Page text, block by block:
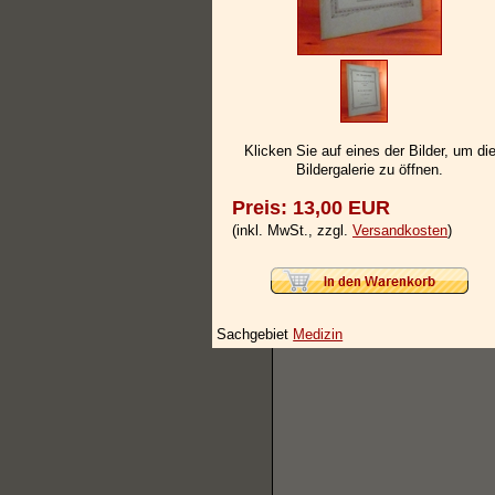
Klicken Sie auf eines der Bilder, um die
Bildergalerie zu öffnen.
Preis: 13,00 EUR
(inkl. MwSt., zzgl. Versandkosten)
Sachgebiet Medizin